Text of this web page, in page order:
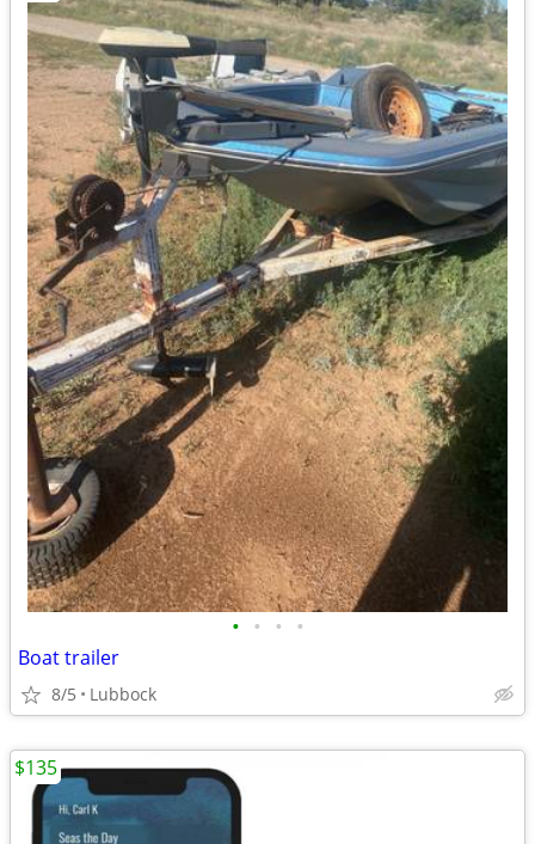
• • • •
Boat trailer
8/5 Lubbock
$135